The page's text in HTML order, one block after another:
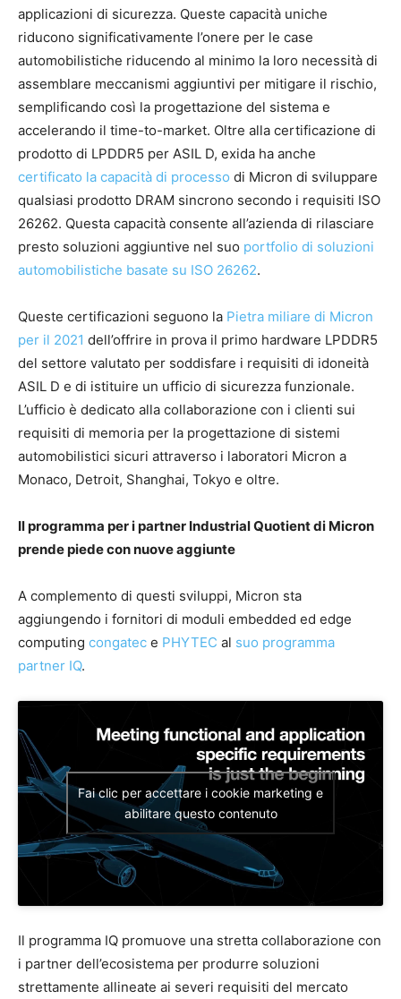
applicazioni di sicurezza. Queste capacità uniche
riducono significativamente l’onere per le case
automobilistiche riducendo al minimo la loro necessità di
assemblare meccanismi aggiuntivi per mitigare il rischio,
semplificando così la progettazione del sistema e
accelerando il time-to-market. Oltre alla certificazione di
prodotto di LPDDR5 per ASIL D, exida ha anche
certificato la capacità di processo di Micron di sviluppare
qualsiasi prodotto DRAM sincrono secondo i requisiti ISO
26262. Questa capacità consente all’azienda di rilasciare
presto soluzioni aggiuntive nel suo portfolio di soluzioni
automobilistiche basate su ISO 26262.
Queste certificazioni seguono la Pietra miliare di Micron
per il 2021 dell’offrire in prova il primo hardware LPDDR5
del settore valutato per soddisfare i requisiti di idoneità
ASIL D e di istituire un ufficio di sicurezza funzionale.
L’ufficio è dedicato alla collaborazione con i clienti sui
requisiti di memoria per la progettazione di sistemi
automobilistici sicuri attraverso i laboratori Micron a
Monaco, Detroit, Shanghai, Tokyo e oltre.
Il programma per i partner Industrial Quotient di Micron
prende piede con nuove aggiunte
A complemento di questi sviluppi, Micron sta
aggiungendo i fornitori di moduli embedded ed edge
computing congatec e PHYTEC al suo programma
partner IQ.
Fai clic per accettare i cookie marketing e
abilitare questo contenuto
Il programma IQ promuove una stretta collaborazione con
i partner dell’ecosistema per produrre soluzioni
strettamente allineate ai severi requisiti del mercato